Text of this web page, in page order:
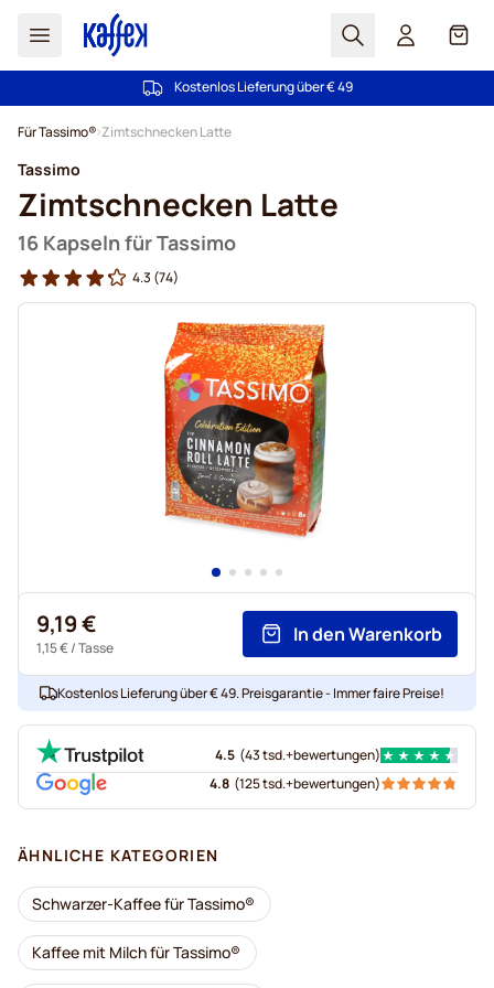
Suchen Cart
Kostenlos Lieferung über € 49
100 Tage Rückgaberecht
Für Tassimo® Zimtschnecken Latte
Tassimo
Zimtschnecken Latte
16 Kapseln für Tassimo
4.3 (74)
9,19 €
1,15 €/ Tasse
In den Warenkorb
Kostenlos Lieferung über € 49. Preisgarantie - Immer faire Preise!
4.5 (43 tsd.+bewertungen)
4.8 (125 tsd.+bewertungen)
ÄHNLICHE KATEGORIEN
Schwarzer-Kaffee für Tassimo®
Kaffee mit Milch für Tassimo®